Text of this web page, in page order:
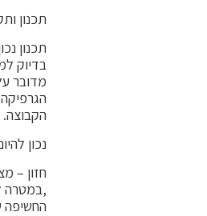
תכנון
תכנון
בדיוק
מדובר
הקבוצה.
נכון
חזון –
,במטרה
החשיפה